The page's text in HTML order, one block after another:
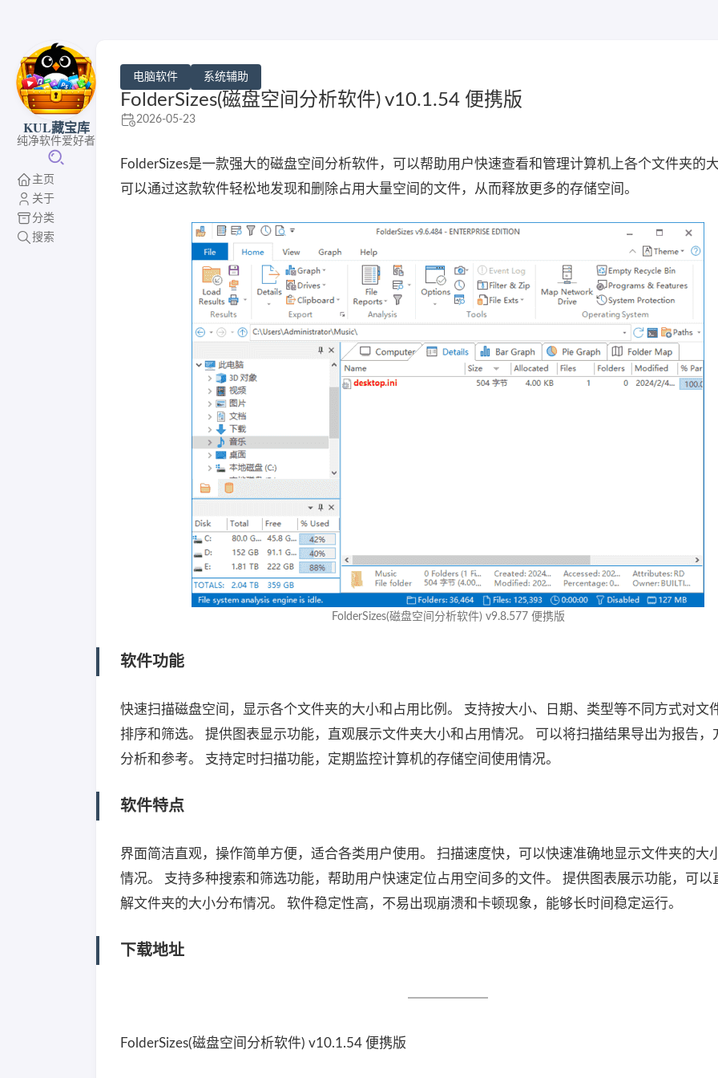
KUL藏宝库
纯净软件爱好者
主页
关于
分类
搜索
电脑软件 系统辅助
FolderSizes(磁盘空间分析软件) v10.1.54 便携版
2026-05-23
FolderSizes是一款强大的磁盘空间分析软件，可以帮助用户快速查看和管理计算机上各个文件夹的
可以通过这款软件轻松地发现和删除占用大量空间的文件，从而释放更多的存储空间。
FolderSizes(磁盘空间分析软件) v9.8.577 便携版
软件功能
快速扫描磁盘空间，显示各个文件夹的大小和占用比例。 支持按大小、日期、类型等不同方式对文
排序和筛选。 提供图表显示功能，直观展示文件夹大小和占用情况。 可以将扫描结果导出为报告，
分析和参考。 支持定时扫描功能，定期监控计算机的存储空间使用情况。
软件特点
界面简洁直观，操作简单方便，适合各类用户使用。 扫描速度快，可以快速准确地显示文件夹的大
情况。 支持多种搜索和筛选功能，帮助用户快速定位占用空间多的文件。 提供图表展示功能，可以
解文件夹的大小分布情况。 软件稳定性高，不易出现崩溃和卡顿现象，能够长时间稳定运行。
下载地址
FolderSizes(磁盘空间分析软件) v10.1.54 便携版